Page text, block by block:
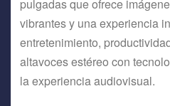
pulgadas que ofrece
vibrantes y una experiencia
entretenimiento,
altavoces estéreo con
la experiencia audiovisual.